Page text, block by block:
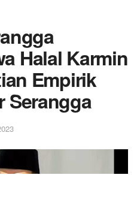
Halal Karmin
Empirik
Serangga